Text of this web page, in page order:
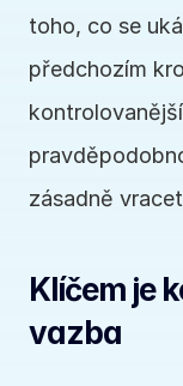
toho, co se
předchozím
zásadně
Klíčem je
vazba